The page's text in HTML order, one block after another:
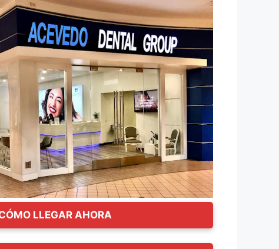
LLEGAR AHORA